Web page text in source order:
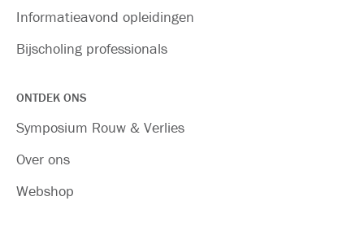
Informatieavond opleidingen
Bijscholing professionals
ONTDEK ONS
Symposium Rouw & Verlies
Over ons
Webshop